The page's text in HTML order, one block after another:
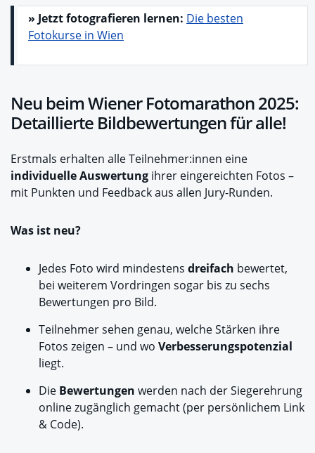
» Jetzt fotografieren lernen: Die besten
Fotokurse in Wien
Neu beim Wiener Fotomarathon 2025:
Detaillierte Bildbewertungen für alle!
Erstmals erhalten alle Teilnehmer:innen eine
individuelle Auswertung ihrer eingereichten Fotos –
mit Punkten und Feedback aus allen Jury-Runden.
Was ist neu?
Jedes Foto wird mindestens dreifach bewertet,
bei weiterem Vordringen sogar bis zu sechs
Bewertungen pro Bild.
Teilnehmer sehen genau, welche Stärken ihre
Fotos zeigen – und wo Verbesserungspotenzial
liegt.
Die Bewertungen werden nach der Siegerehrung
online zugänglich gemacht (per persönlichem Link
& Code).